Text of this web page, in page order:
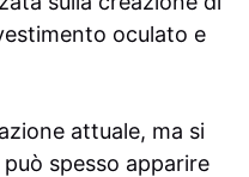
oculato e
attuale, ma si
spesso apparire